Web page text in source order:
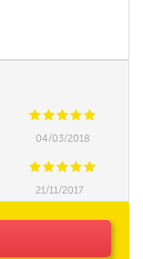
CCCCC
04/03/2018
CCCCC
21/11/2017